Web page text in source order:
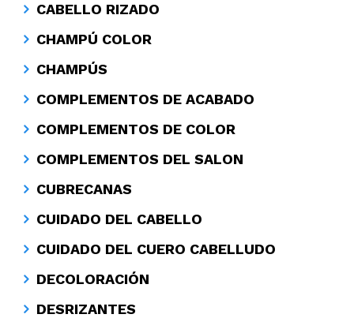
CABELLO RIZADO
CHAMPÚ COLOR
CHAMPÚS
COMPLEMENTOS DE ACABADO
COMPLEMENTOS DE COLOR
COMPLEMENTOS DEL SALON
CUBRECANAS
CUIDADO DEL CABELLO
CUIDADO DEL CUERO CABELLUDO
DECOLORACIÓN
DESRIZANTES